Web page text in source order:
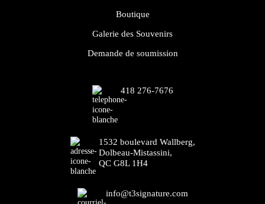
Boutique
Galerie des Souvenirs
Demande de soumission
418 276-7676
1532 boulevard Wallberg,
Dolbeau-Mistassini,
QC G8L 1H4
info@t3signature.com